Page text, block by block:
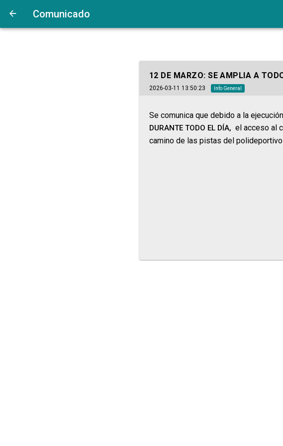
Comunicado
12 DE MARZO: SE AMPLIA A
2026-03-11 13:50:23 Info General
Se comunica que debido a la
DURANTE TODO EL DÍA, el acceso al
camino de las pistas del polideportivo